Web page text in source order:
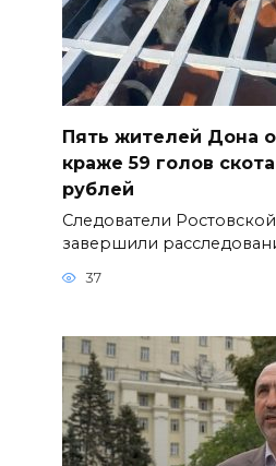
Пять жителей Дона
краже 59 голов
рублей
Следователи
завершили
37